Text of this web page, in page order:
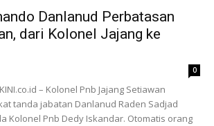
Danlanud Perbatasan
dari Kolonel Jajang ke
0
– Kolonel Pnb Jajang Setiawan
tanda jabatan Danlanud Raden Sadjad
Kolonel Pnb Dedy Iskandar. Otomatis orang